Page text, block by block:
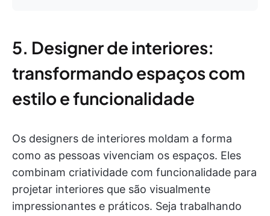
5. Designer de interiores:
transformando espaços com
estilo e funcionalidade
Os designers de interiores moldam a forma
como as pessoas vivenciam os espaços. Eles
combinam criatividade com funcionalidade para
projetar interiores que são visualmente
impressionantes e práticos. Seja trabalhando